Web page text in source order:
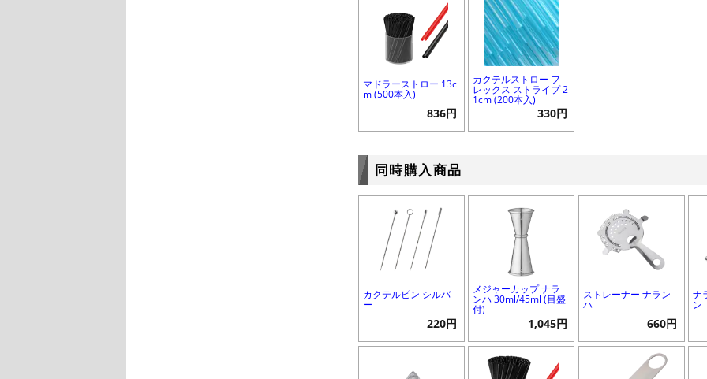
マドラーストロー 13c
m (500本入)
836円
カクテルストロー フ
レックス ストライプ 2
1cm (200本入)
330円
同時購入商品
カクテルピン シルバ
ー
220円
メジャーカップ ナラ
ンハ 30ml/45ml (目盛
付)
1,045円
ストレーナー ナラン
ハ
660円
ナ
ン